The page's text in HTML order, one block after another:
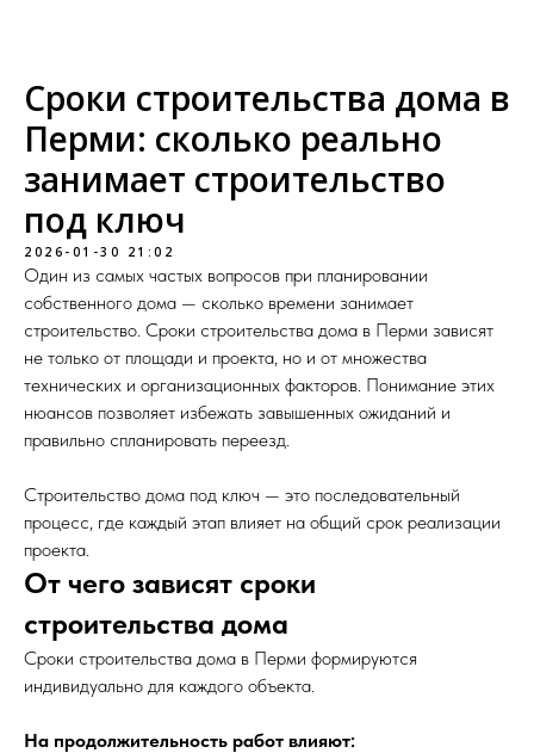
Сроки строительства дома в
Перми: сколько реально
занимает строительство
под ключ
2026-01-30 21:02
Один из самых частых вопросов при планировании
собственного дома — сколько времени занимает
строительство. Сроки строительства дома в Перми зависят
не только от площади и проекта, но и от множества
технических и организационных факторов. Понимание этих
нюансов позволяет избежать завышенных ожиданий и
правильно спланировать переезд.
Строительство дома под ключ — это последовательный
процесс, где каждый этап влияет на общий срок реализации
проекта.
От чего зависят сроки
строительства дома
Сроки строительства дома в Перми формируются
индивидуально для каждого объекта.
На продолжительность работ влияют: